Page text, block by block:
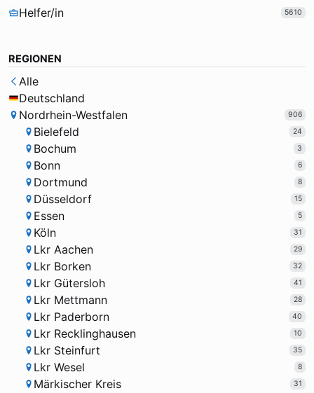
Helfer/in 5610
REGIONEN
Alle
Deutschland
Nordrhein-Westfalen
906
Bielefeld 24
Bochum 3
Bonn 6
Dortmund 8
Düsseldorf 15
Essen 5
Köln 31
Lkr Aachen 29
Lkr Borken 32
Lkr Gütersloh 41
Lkr Mettmann 28
Lkr Paderborn 40
Lkr Recklinghausen 10
Lkr Steinfurt 35
Lkr Wesel 8
Märkischer Kreis 31